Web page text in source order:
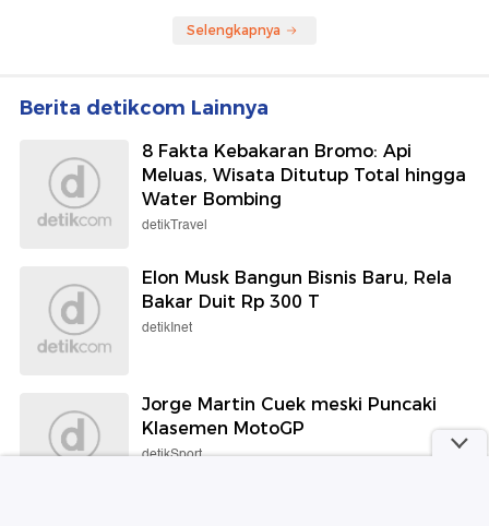
Selengkapnya
Berita detikcom Lainnya
8 Fakta Kebakaran Bromo: Api
Meluas, Wisata Ditutup Total hingga
Water Bombing
detikTravel
Elon Musk Bangun Bisnis Baru, Rela
Bakar Duit Rp 300 T
detikInet
Jorge Martin Cuek meski Puncaki
Klasemen MotoGP
detikSport